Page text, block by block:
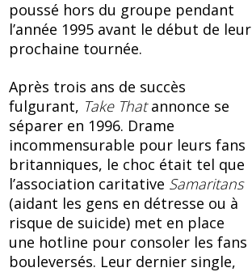
poussé hors du groupe pendant
l’année 1995 avant le début de leur
prochaine tournée.
Après trois ans de succès
fulgurant, Take Thatannonce se
séparer en 1996. Drame
incommensurable pour leurs fans
britanniques, le choc était tel que
l’association caritative Samaritans
(aidant les gens en détresse ou à
risque de suicide) met en place
une hotline pour consoler les fans
bouleversés. Leur dernier single,